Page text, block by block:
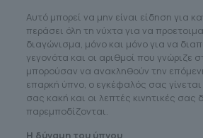
Αυτό μπορεί να μην είναι είδηση για
περάσει όλη τη νύχτα για να
διαγώνισμα, μόνο και μόνο για να
γεγονότα και οι αριθμοί που γνώριζε
μπορούσαν να ανακληθούν την
επαρκή ύπνο, ο εγκέφαλός σας
σας κακή και οι λεπτές κινητικές σας
παρεμποδίζονται.
Η δύναμη του ύπνου